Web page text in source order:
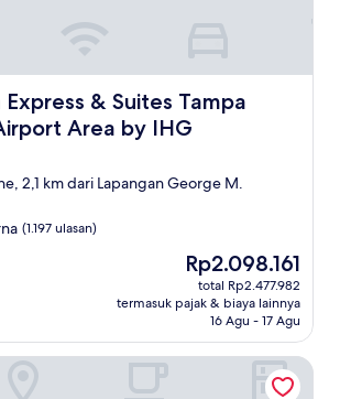
& Suites Tampa
Area by IHG
& Suites Tampa Stadium – Airport
2,1 km dari Lapangan George M.
(1.197 ulasan)
Harga
sekarang
Rp2.098.161
Rp2.098.161
total Rp2.477.982
termasuk pajak & biaya lainnya
16 Agu - 17 Agu
Tampa Airport